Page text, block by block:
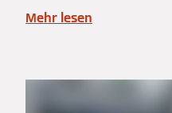
Mehr lesen